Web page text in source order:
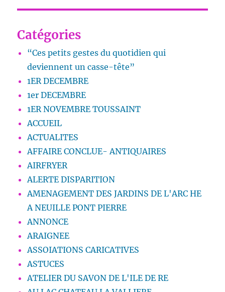
Catégories
“Ces petits gestes du quotidien qui
deviennent un casse-tête”
1ER DECEMBRE
1er DECEMBRE
1ER NOVEMBRE TOUSSAINT
ACCUEIL
ACTUALITES
AFFAIRE CONCLUE- ANTIQUAIRES
AIRFRYER
ALERTE DISPARITION
AMENAGEMENT DES JARDINS DE L'ARC HE
A NEUILLE PONT PIERRE
ANNONCE
ARAIGNEE
ASSOIATIONS CARICATIVES
ASTUCES
ATELIER DU SAVON DE L'ILE DE RE